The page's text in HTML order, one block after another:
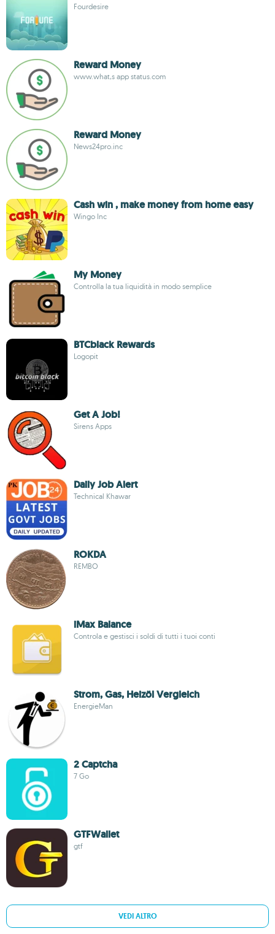
Fourdesire
Reward Money
www.what,s app status.com
Reward Money
News24pro.inc
Cash win , make money from home easy
Wingo Inc
My Money
Controlla la tua liquidità in modo semplice
BTCblack Rewards
Logopit
Get A Job!
Sirens Apps
Daily Job Alert
Technical Khawar
ROKDA
REMBO
iMax Balance
Controla e gestisci i soldi di tutti i tuoi conti
Strom, Gas, Heizöl Vergleich
EnergieMan
2 Captcha
7 Go
GTFWallet
gtf
VEDI ALTRO